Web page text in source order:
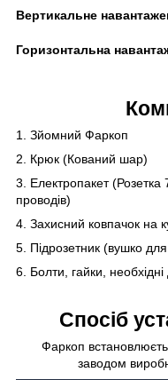
Вертикальне
Горизонтальна
1. Зйомний Фаркоп
2. Крюк (Кований шар)
3. Електропакет (Розетка
проводів)
4. Захисний ковпачок на
5. Підрозетник (вушко
6. Болти, гайки,
Спосіб
Фаркоп
заводом